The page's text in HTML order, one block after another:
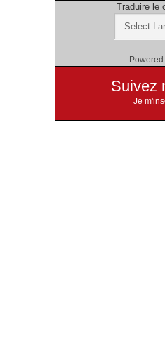
Traduire le
Suivez
Je